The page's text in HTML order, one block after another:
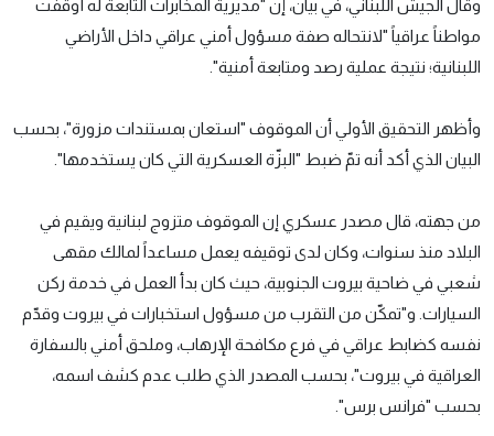
وقال الجيش اللبناني، في بيان، إن "مديرية المخابرات التابعة له أوقفت
مواطناً عراقياً "لانتحاله صفة مسؤول أمني عراقي داخل الأراضي
اللبنانية؛ نتيجة عملية رصد ومتابعة أمنية".
وأظهر التحقيق الأولي أن الموقوف "استعان بمستندات مزورة"، بحسب
البيان الذي أكد أنه تمّ ضبط "البزّة العسكرية التي كان يستخدمها".
من جهته، قال مصدر عسكري إن الموقوف متزوج لبنانية ويقيم في
البلاد منذ سنوات، وكان لدى توقيفه يعمل مساعداً لمالك مقهى
شعبي في ضاحية بيروت الجنوبية، حيث كان بدأ العمل في خدمة ركن
السيارات. و"تمكّن من التقرب من مسؤول استخبارات في بيروت وقدّم
نفسه كضابط عراقي في فرع مكافحة الإرهاب، وملحق أمني بالسفارة
العراقية في بيروت"، بحسب المصدر الذي طلب عدم كشف اسمه،
بحسب "فرانس برس".